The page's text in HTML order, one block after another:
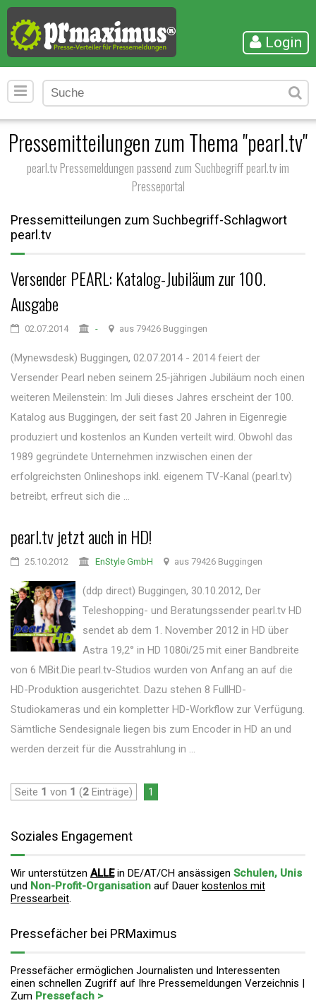
Login
Pressemitteilungen zum Thema "pearl.tv"
pearl.tv Pressemeldungen passend zum Suchbegriff pearl.tv im
Presseportal
Pressemitteilungen zum Suchbegriff-Schlagwort
pearl.tv
Versender PEARL: Katalog-Jubiläum zur 100.
Ausgabe
02.07.2014 - aus 79426 Buggingen
(Mynewsdesk) Buggingen, 02.07.2014 - 2014 feiert der
Versender Pearl neben seinem 25-jährigen Jubiläum noch einen
weiteren Meilenstein: Im Juli dieses Jahres erscheint der 100.
Katalog aus Buggingen, der seit fast 20 Jahren in Eigenregie
produziert und kostenlos an Kunden verteilt wird. Obwohl das
1989 gegründete Unternehmen inzwischen einen der
erfolgreichsten Onlineshops inkl. eigenem TV-Kanal (pearl.tv)
betreibt, erfreut sich die ...
pearl.tv jetzt auch in HD!
25.10.2012 EnStyle GmbH aus 79426 Buggingen
(ddp direct) Buggingen, 30.10.2012, Der
Teleshopping- und Beratungssender pearl.tv HD
sendet ab dem 1. November 2012 in HD über
Astra 19,2° in HD 1080i/25 mit einer Bandbreite
von 6 MBit.Die pearl.tv-Studios wurden von Anfang an auf die
HD-Produktion ausgerichtet. Dazu stehen 8 FullHD-
Studiokameras und ein kompletter HD-Workflow zur Verfügung.
Sämtliche Sendesignale liegen bis zum Encoder in HD an und
werden derzeit für die Ausstrahlung in ...
Seite 1 von 1 (2 Einträge) 1
Soziales Engagement
Wir unterstützen ALLEin DE/AT/CH ansässigen Schulen, Unis
und Non-Profit-Organisation auf Dauer kostenlos mit
Pressearbeit.
Pressefächer bei PRMaximus
Pressefächer ermöglichen Journalisten und Interessenten
einen schnellen Zugriff auf Ihre Pressemeldungen Verzeichnis |
Zum Pressefach >